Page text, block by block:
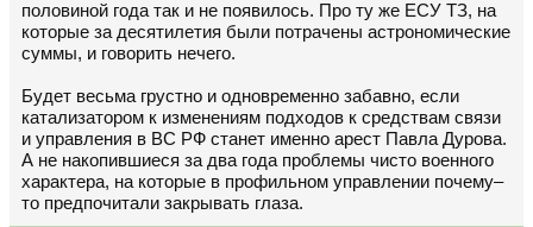
половиной года так и не появилось. Про ту же ЕСУ ТЗ, на
которые за десятилетия были потрачены астрономические
суммы, и говорить нечего.
Будет весьма грустно и одновременно забавно, если
катализатором к изменениям подходов к средствам связи
и управления в ВС РФ станет именно арест Павла Дурова.
А не накопившиеся за два года проблемы чисто военного
характера, на которые в профильном управлении почему–
то предпочитали закрывать глаза.